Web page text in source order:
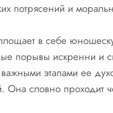
потрясений и
в себе
порывы искренни и
важными этапами ее
Она словно проходит